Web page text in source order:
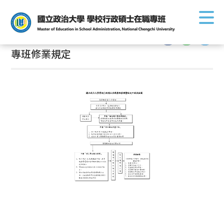
首頁
專班修業規定